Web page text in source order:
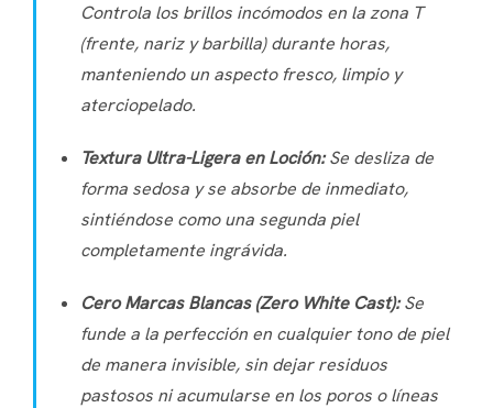
Controla los brillos incómodos en la zona T
(frente, nariz y barbilla) durante horas,
manteniendo un aspecto fresco, limpio y
aterciopelado.
Textura Ultra-Ligera en Loción:Se desliza de
forma sedosa y se absorbe de inmediato,
sintiéndose como una segunda piel
completamente ingrávida.
Cero Marcas Blancas (Zero White Cast):Se
funde a la perfección en cualquier tono de piel
de manera invisible, sin dejar residuos
pastosos ni acumularse en los poros o líneas